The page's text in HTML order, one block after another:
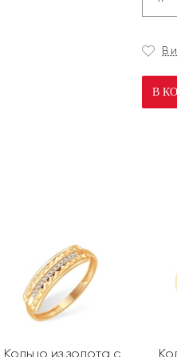
В
В
Кольцо из золота с